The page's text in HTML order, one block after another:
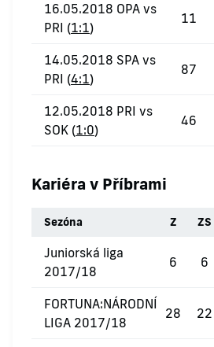
16.05.2018 OPA vs
PRI (1:1)
11
14.05.2018 SPA vs
PRI (4:1)
87
12.05.2018 PRI vs
SOK (1:0)
46
Kariéra v Příbrami
Sezóna Z ZS
Juniorská liga
2017/18
6 6
FORTUNA:NÁRODNÍ
LIGA 2017/18
28 22